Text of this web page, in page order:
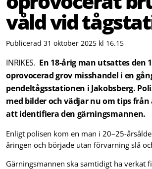
våld vid
Publicerad 31 oktober 2025 kl 16.15
INRIKES. En 18-årig man utsattes den
oprovocerad grov misshandel i en
pendeltågsstationen i Jakobsberg.
med bilder och vädjar nu om tips
att identifiera den gärningsmannen.
Enligt polisen kom en man i 20–25-
åringen och började utan förvarning slå
Gärningsmannen ska samtidigt ha verkat